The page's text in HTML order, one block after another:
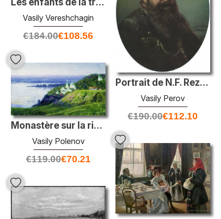
Vasily Vereshchagin
€184.00€108.56
Portrait de N.F. Rezanov
Vasily Perov
€190.00€112.10
Monastère sur la rivière
Vasily Polenov
€119.00€70.21